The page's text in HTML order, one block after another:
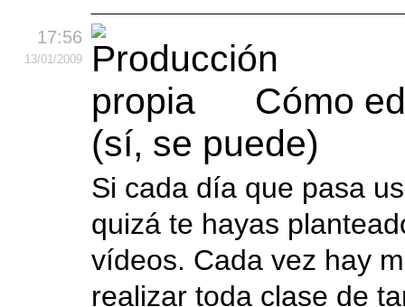
17:56
13/01/2009
Cómo
(sí, se puede)
Si cada día que pasa
quizá te hayas
vídeos. Cada vez hay
realizar toda clase de